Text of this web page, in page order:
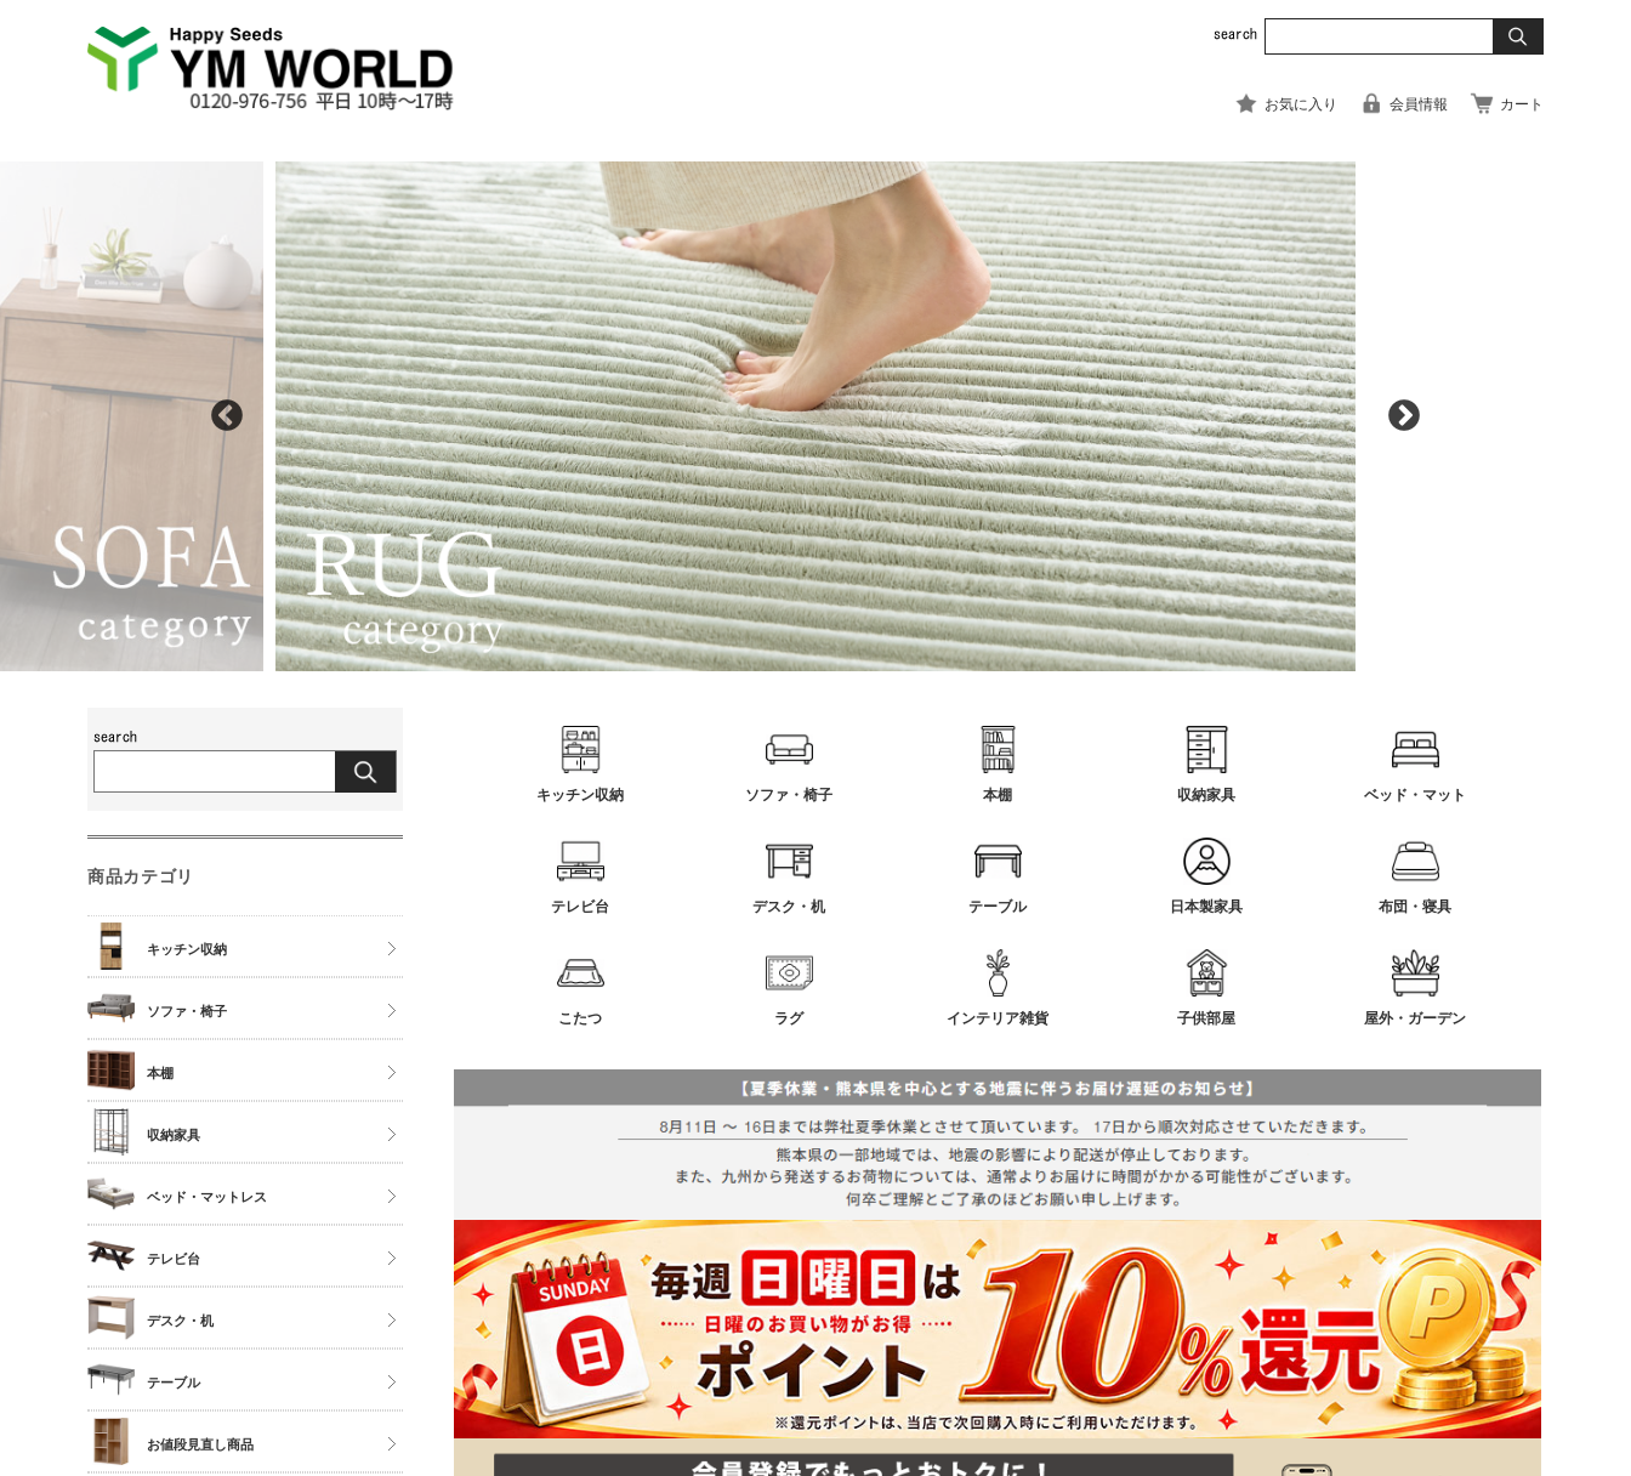
お気に入り 会員情報 カート
キッチン収納 ソファ・椅子 本棚 収納家具 ベッド・マット
テレビ台 デスク・机 テーブル 日本製家具 布団・寝具
こたつ ラグ インテリア雑貨 子供部屋 屋外・ガーデン
商品カテゴリ
キッチン収納
食器棚
レンジ台
キッチンカウンター
ストッカー
ソファ・椅子
チェア
ソファ
座椅子
本棚
ミドルタイプ
ディスプレイラック
収納家具
タンス・チェスト
サニタリー
多目的収納
ベッド・マットレス
マットレス単品
シングル
セミダブル
テレビ台
ロータイプ
伸縮・変形・コーナー
デスク・机
デスク
サイドチェスト
テーブル
センターテーブル
お値段見直し商品